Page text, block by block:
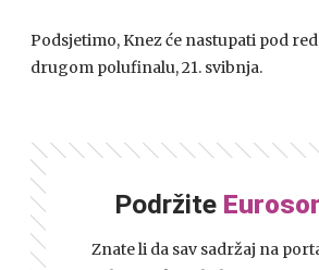
Podsjetimo, Knez će nastupati pod
drugom polufinalu, 21. svibnja.
Podržite
Znate li da sav sadržaj na